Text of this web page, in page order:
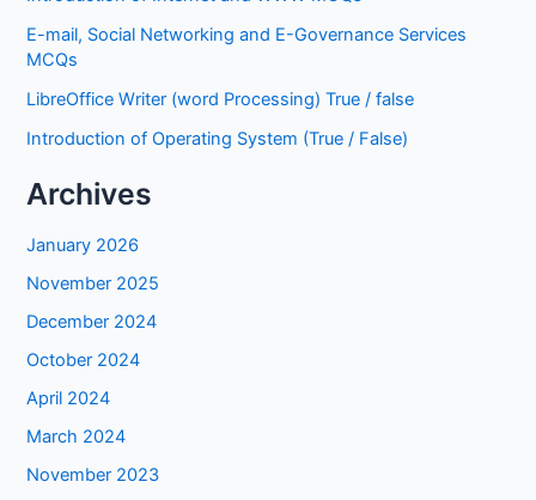
E-mail, Social Networking and E-Governance Services
MCQs
LibreOffice Writer (word Processing) True / false
Introduction of Operating System (True / False)
Archives
January 2026
November 2025
December 2024
October 2024
April 2024
March 2024
November 2023